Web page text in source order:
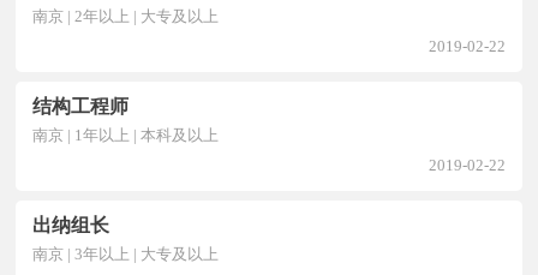
南京 | 2年以上 | 大专及以上
2019-02-22
结构工程师
南京 | 1年以上 | 本科及以上
2019-02-22
出纳组长
南京 | 3年以上 | 大专及以上